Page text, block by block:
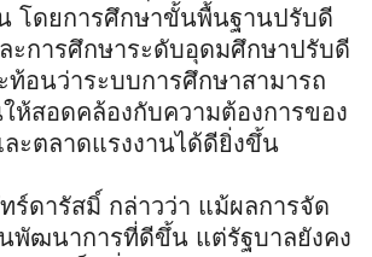
โดยการศึกษาขั้นพื้นฐานปรับดี
การศึกษาระดับอุดมศึกษาปรับดี
อนว่าระบบการศึกษาสามารถ
ห้สอดคล้องกับความต้องการของ
ะตลาดแรงงานได้ดียิ่งขึ้น
ร์ดารัสมิ์ กล่าวว่า แม้ผลการจัด
พัฒนาการที่ดีขึ้น แต่รัฐบาลยังคง